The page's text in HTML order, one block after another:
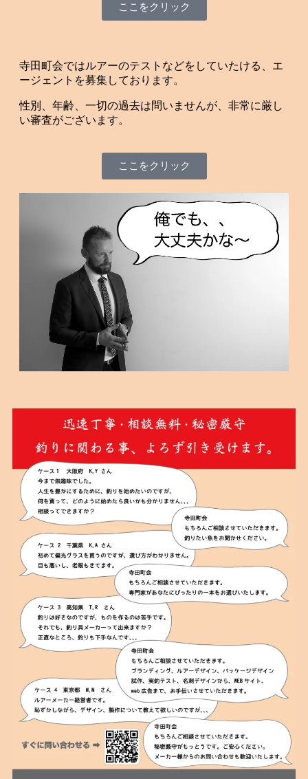
ここをクリック
寺田町会ではルアーのテストなどをしていたける、エ
ージェントを募集しております。
性別、年齢、一切の過去は問いませんが、非常に厳し
い審査がございます。
ここをクリック